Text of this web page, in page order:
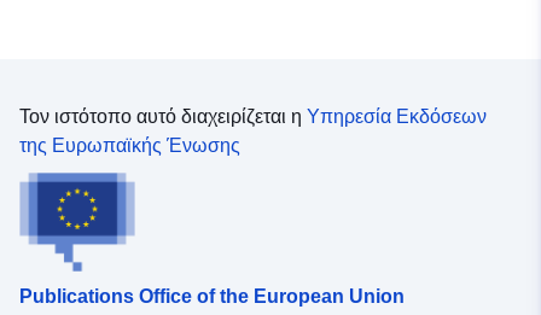
Τον ιστότοπο αυτό διαχειρίζεται η Υπηρεσία Εκδόσεων
της Ευρωπαϊκής Ένωσης
Publications Office of the European Union